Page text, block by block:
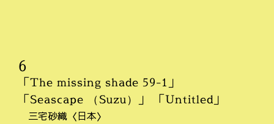
6
「The missing shade 59-1」
「Seascape （Suzu）」 「Untitled」
三宅砂織〈日本〉